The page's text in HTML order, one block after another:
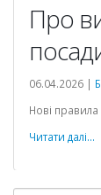
Про
06.04.2026 |
Нові
Читати далі...